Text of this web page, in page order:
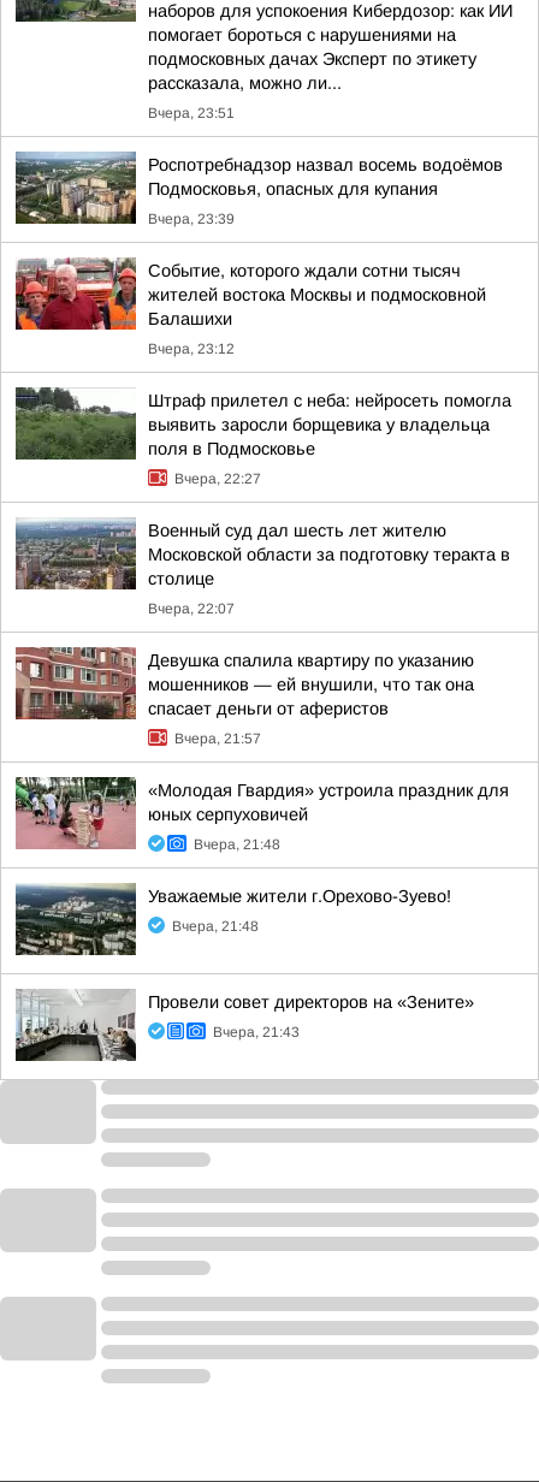
наборов для успокоения Кибердозор: как ИИ
помогает бороться с нарушениями на
подмосковных дачах Эксперт по этикету
рассказала, можно ли...
Вчера, 23:51
Роспотребнадзор назвал восемь водоёмов
Подмосковья, опасных для купания
Вчера, 23:39
Событие, которого ждали сотни тысяч
жителей востока Москвы и подмосковной
Балашихи
Вчера, 23:12
Штраф прилетел с неба: нейросеть помогла
выявить заросли борщевика у владельца
поля в Подмосковье
Вчера, 22:27
Военный суд дал шесть лет жителю
Московской области за подготовку теракта в
столице
Вчера, 22:07
Девушка спалила квартиру по указанию
мошенников — ей внушили, что так она
спасает деньги от аферистов
Вчера, 21:57
«Молодая Гвардия» устроила праздник для
юных серпуховичей
Вчера, 21:48
Уважаемые жители г.Орехово-Зуево!
Вчера, 21:48
Провели совет директоров на «Зените»
Вчера, 21:43